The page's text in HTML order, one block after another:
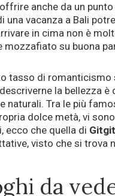
anche da un
una vacanza a Bali
in cima non è
su buona
tasso di romanticismo
la bellezza
naturali. Tra le più
dolce metà, vi
ecco che quella di Gitgit
visto che si trova
da